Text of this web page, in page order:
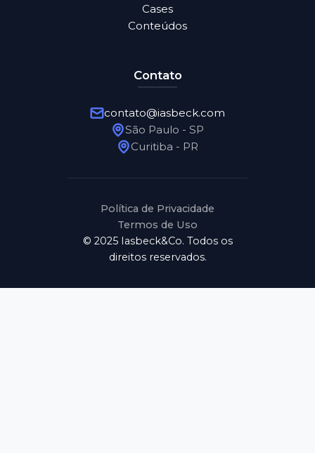
Cases
Conteúdos
Contato
contato@iasbeck.com
São Paulo - SP
Curitiba - PR
© 2025 Iasbeck&Co. Todos os
direitos reservados.
Política de Privacidade
Termos de Uso